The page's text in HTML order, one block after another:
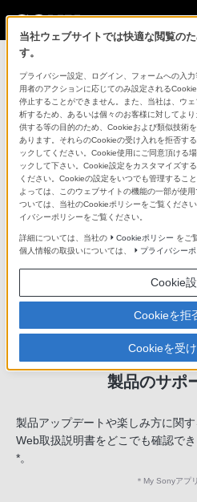
「できたら
「安心
製品のサポ
製品アップデートや楽しみ方に関す
Web取扱説明書をどこでも確認で
*。
＊ My Sonyアプ
当社ウェブサイトでは快適な閲覧の
す。
プライバシー設定、ログイン、フォームへの入
用者のアクションに応じてのみ設定される
停止することができません。また、当社は、ウ
析するため、あるいは個々のお客様に対してよ
供する等の目的のため、Cookieおよび類似技術
あります。それらのCookieの受け入れを拒否す
ックしてください。Cookie使用にご同意頂ける
ックして下さい。Cookie設定をカスタマイズす
ください。Cookieの設定をいつでも管理するこ
よっては、このウェブサイトの機能の一部が使
ついては、当社のCookieポリシーをご覧くださ
イバシーポリシーをご覧ください。
詳細については、当社の Cookieポリシー をご
個人情報の取扱いについては、
プライバシー
Cookie
Cookieを拒
Cookieを受